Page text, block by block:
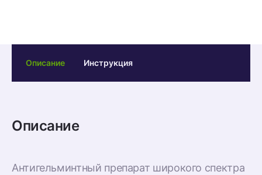
Описание Инструкция
Описание
Антигельминтный препарат широкого спектра